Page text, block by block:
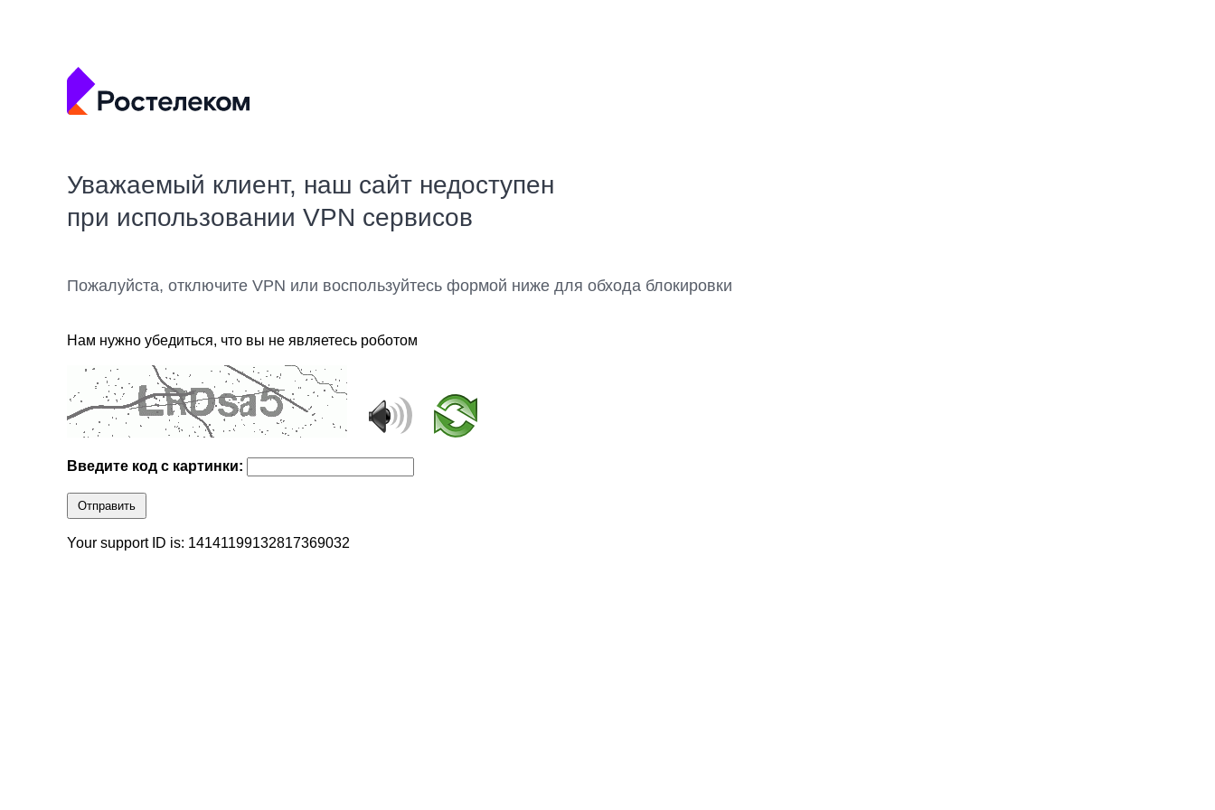
Уважаемый клиент, наш сайт недоступен
при использовании VPN сервисов
Пожалуйста, отключите VPN или воспользуйтесь формой ниже для обхода блокировки
Нам нужно убедиться, что вы не являетесь роботом
Введите код с картинки:
Отправить
Your support ID is: 14141199132817369032